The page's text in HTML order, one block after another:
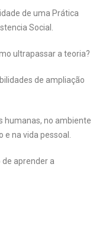
de uma Prática
Social.
ultrapassar a teoria?
de ampliação
humanas, no ambiente
e na vida pessoal.
aprender a